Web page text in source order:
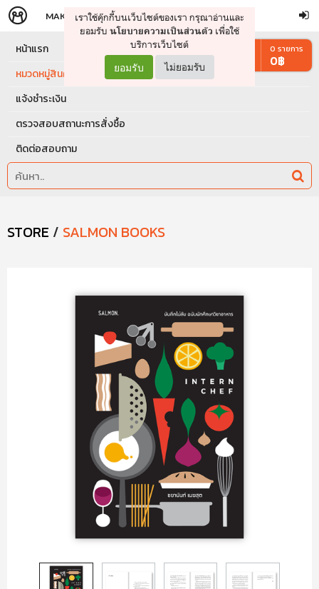
จัดการรถเข็น ดำเนินการต่อ
MAKERS STORE
เราใช้คุ๊กกี้บนเว็บไซต์ของเรา กรุณาอ่านและ
ยอมรับ นโยบายความเป็นส่วนตัว เพื่อใช้
บริการเว็บไซต์
ยอมรับ ไม่ยอมรับ
หน้าแรก
หมวดหมู่สินค้า
แจ้งชำระเงิน
ตรวจสอบสถานะการสั่งซื้อ
ติดต่อสอบถาม
0 รายการ
0฿
STORE / SALMON BOOKS